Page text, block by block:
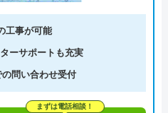
工事が可能
ーサポートも充実
問い合わせ受付
まずは電話相談！